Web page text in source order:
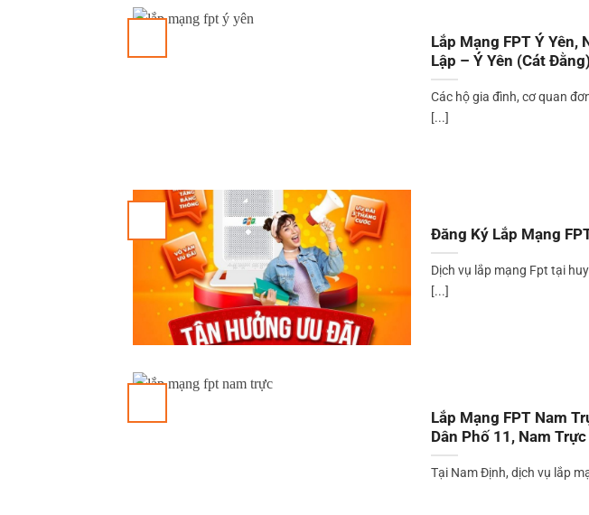
Lắp Mạng FPT Ý Yên,
Lập – Ý Yên (Cát
Các hộ gia đình, cơ quan
[...]
Đăng Ký Lắp Mạng
Dịch vụ lắp mạng Fpt tại
[...]
Lắp Mạng FPT Nam
Dân Phố 11, Nam Trực
Tại Nam Định, dịch vụ lắp